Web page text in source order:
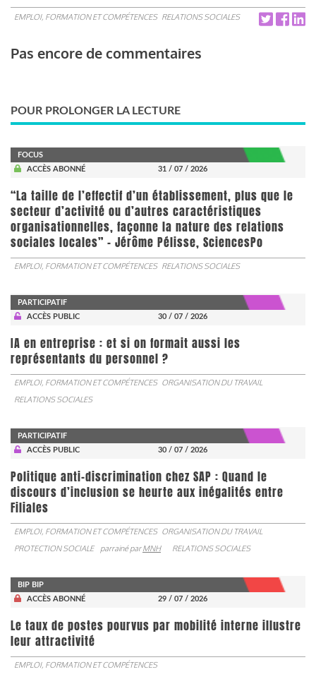
EMPLOI, FORMATION ET COMPÉTENCES RELATIONS SOCIALES
Pas encore de commentaires
POUR PROLONGER LA LECTURE
FOCUS
ACCÈS ABONNÉ
31 / 07 / 2026
“La taille de l’effectif d’un établissement, plus que le
secteur d’activité ou d’autres caractéristiques
organisationnelles, façonne la nature des relations
sociales locales” - Jérôme Pélisse, SciencesPo
EMPLOI, FORMATION ET COMPÉTENCES RELATIONS SOCIALES
PARTICIPATIF
ACCÈS PUBLIC
30 / 07 / 2026
IA en entreprise : et si on formait aussi les
représentants du personnel ?
EMPLOI, FORMATION ET COMPÉTENCES ORGANISATION DU TRAVAIL
RELATIONS SOCIALES
PARTICIPATIF
ACCÈS PUBLIC
30 / 07 / 2026
Politique anti-discrimination chez SAP : Quand le
discours d’inclusion se heurte aux inégalités entre
Filiales
EMPLOI, FORMATION ET COMPÉTENCES ORGANISATION DU TRAVAIL
PROTECTION SOCIALE
parrainé parMNH RELATIONS SOCIALES
BIP BIP
ACCÈS ABONNÉ
29 / 07 / 2026
Le taux de postes pourvus par mobilité interne illustre
leur attractivité
EMPLOI, FORMATION ET COMPÉTENCES